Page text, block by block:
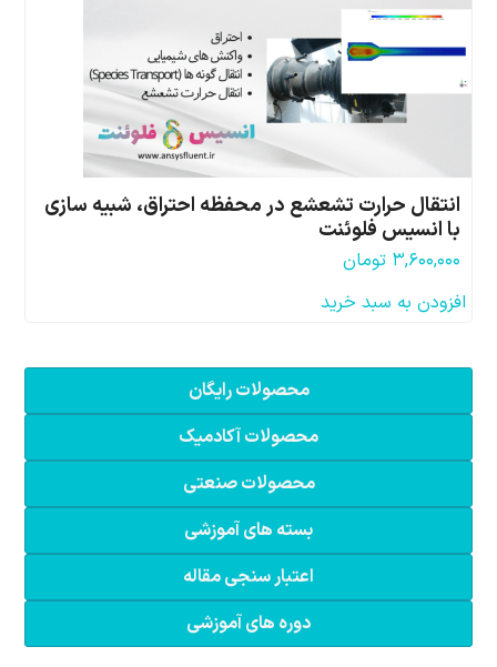
انتقال حرارت تشعشع در محفظه احتراق، شبیه سازی
با انسیس فلوئنت
۳,۶۰۰,۰۰۰ تومان
افزودن به سبد خرید
محصولات رایگان
محصولات آکادمیک
محصولات صنعتی
بسته های آموزشی
اعتبار سنجی مقاله
دوره های آموزشی